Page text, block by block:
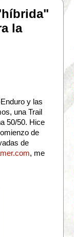
la
y las
una Trail
50/50. Hice
de
de
, me